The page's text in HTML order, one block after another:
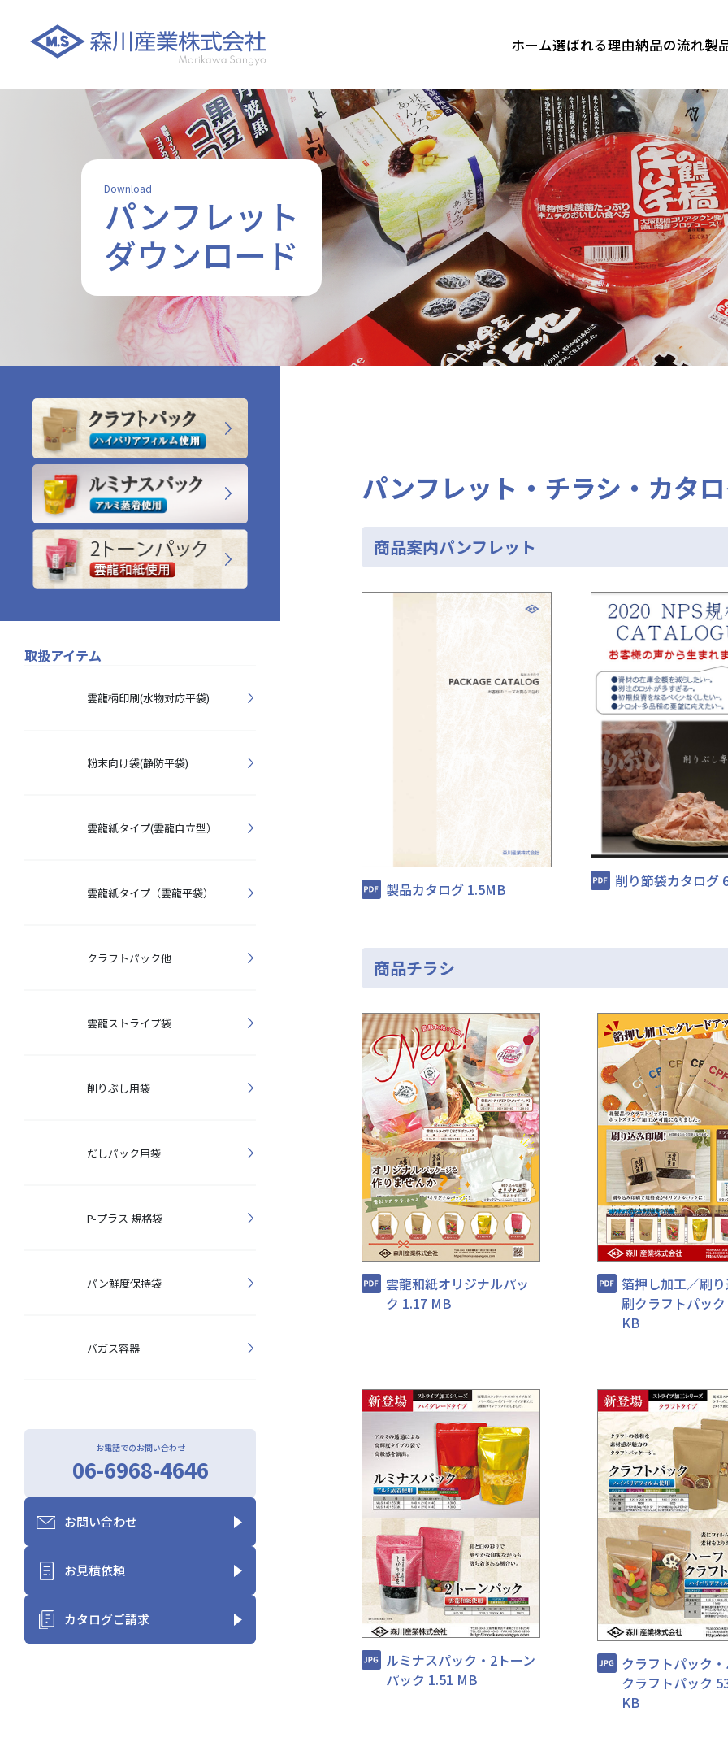
ホーム選ばれる理由納品の流れ製
選ばれる理
納品の流れ
製品一覧
会社情報
Download
パンフレット
ダウンロード
パンフレット・チラシ・カタ
商品案内パンフレット
製品カタログ 1.5MB 削り節袋カタログ
商品チラシ
雲龍和紙オリジナルパッ
ク 1.17 MB
箔押し加工／刷
刷クラフトパッ
KB
ルミナスパック・2トーン
パック 1.51 MB
クラフトパック
クラフトパック
KB
取扱アイテム
雲龍柄印刷(水物対応平袋)
粉末向け袋(静防平袋)
雲龍紙タイプ(雲龍自立型）
雲龍紙タイプ（雲龍平袋）
クラフトパック他
雲龍ストライプ袋
削りぶし用袋
だしパック用袋
P-プラス 規格袋
パン鮮度保持袋
バガス容器
お電話でのお問い合わせ
06-6968-4646
お問い合わせ
お見積依頼
カタログご請求